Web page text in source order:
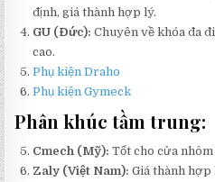
định, giá thành hợp lý.
GU (Đức): Chuyên về khóa đa
cao.
Phụ kiện Draho
Phụ kiện Gymeck
Phân khúc tầm trung:
Cmech (Mỹ): Tốt cho cửa
Zaly (Việt Nam): Giá thành